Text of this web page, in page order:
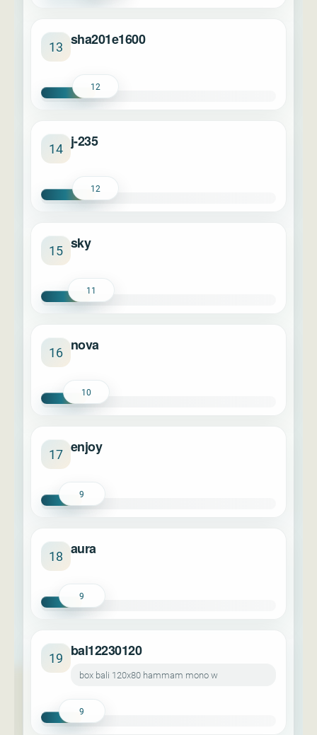
13 sha201e1600
12
14 j-235
12
15 sky
11
16 nova
10
17 enjoy
9
18 aura
9
19 bal12230120
box bali 120x80 hammam mono w
9